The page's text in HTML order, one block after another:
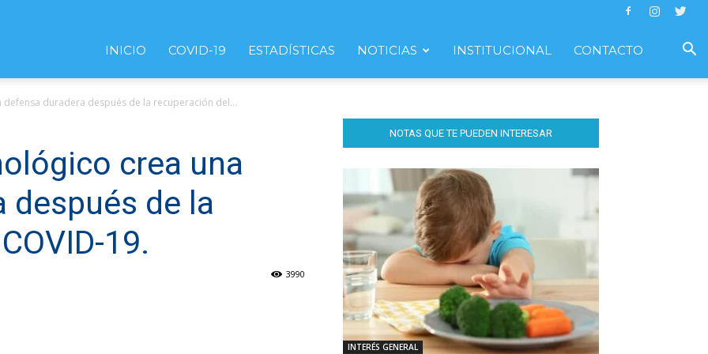
INICIO COVID-19 ESTADÍSTICAS NOTICIAS INSTITUCIONAL CONTACTO
defensa duradera después de la recuperación del...
crea una
después de la
19.
3990
NOTAS QUE TE PUEDEN INTERESAR
INTERÉS GENERAL